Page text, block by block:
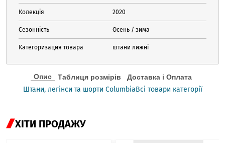
Колекція 2020
Сезонність Осень / зима
Категоризация товара штани лижні
Опис Таблиця розмірів Доставка і Оплата
Штани, легінси та шорти ColumbiaВсі товари категорії
ХІТИ ПРОДАЖУ